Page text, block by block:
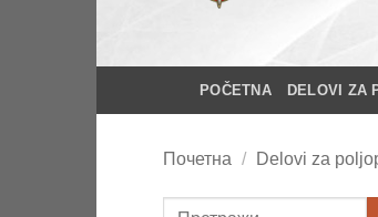
POČETNA DELOVI ZA
Почетна / Delovi za
Претрага